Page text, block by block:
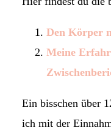
Den Körper
Meine
Ein bisschen über
ich mit der